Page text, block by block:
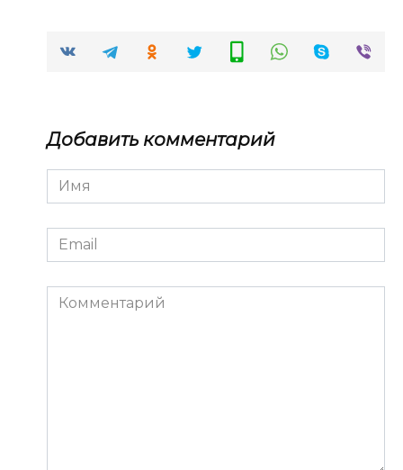
Добавить комментарий
Имя
*
Email
*
Комментарий